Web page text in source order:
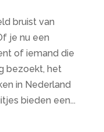
bruist van
je nu een
of iemand die
bezoekt, het
in Nederland
bieden een...